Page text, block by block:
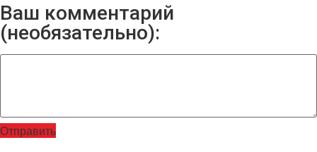
Ваш комментарий
(необязательно):
Отправить